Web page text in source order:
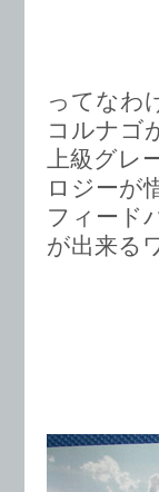
ってなわ
コルナゴ
上級グ
ロジーが
フィード
が出来る